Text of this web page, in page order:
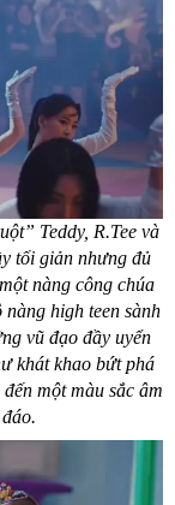
Teddy, R.Tee và
tối giản nhưng đủ
nàng công chúa
high teen sành
vũ đạo đầy uyển
khát khao bứt phá
một màu sắc âm